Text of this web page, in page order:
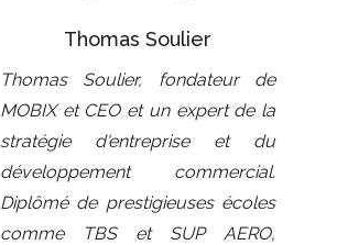
Thomas Soulier
Thomas Soulier, fondateur de
MOBIX et CEO et un expert de la
stratégie d'entreprise et du
développement commercial.
Diplômé de prestigieuses écoles
comme TBS et SUP AERO,